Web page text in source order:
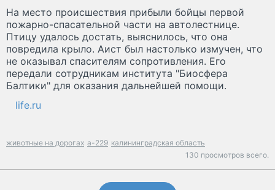
На место происшествия прибыли бойцы первой
пожарно-спасательной части на автолестнице.
Птицу удалось достать, выяснилось, что она
повредила крыло. Аист был настолько измучен, что
не оказывал спасителям сопротивления. Его
передали сотрудникам института "Биосфера
Балтики" для оказания дальнейшей помощи.
life.ru
животные на дорогах а-229 калининградская область
130 просмотров всего.